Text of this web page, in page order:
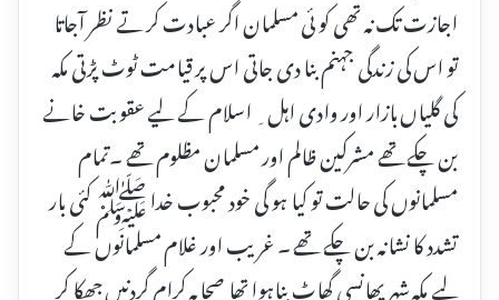
اجازت تک نہ تھی کو ئی مسلمان اگر عبادت کر تے نظر آجاتا
تو اس کی زندگی جہنم بنا دی جاتی اس پر قیامت ٹوٹ پڑتی مکہ
کی گلیاں بازار اور وادی اہل ِ اسلام کے لیے عقوبت خانے
بن چکے تھے مشرکین ظالم اور مسلمان مظلوم تھے ۔تمام
مسلمانوں کی حالت تو کیا ہو گی خود محبوب خدا ﷺ کئی بار
تشدد کا نشانہ بن چکے تھے ۔ غریب اور غلام مسلمانوں کے
لیے مکہ شہر پھانسی گھاٹ بناہوا تھا صحابہ کرام گردنیں جھکا کر